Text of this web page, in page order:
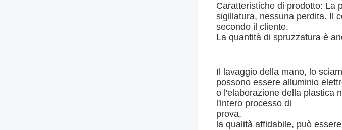
Caratteristiche di prodotto: La
sigillatura, nessuna perdita. Il
secondo il cliente.
La quantità di spruzzatura è
Il lavaggio della mano, lo
possono essere alluminio
o l'elaborazione della plastica
l'intero processo di
prova,
la qualità affidabile, può